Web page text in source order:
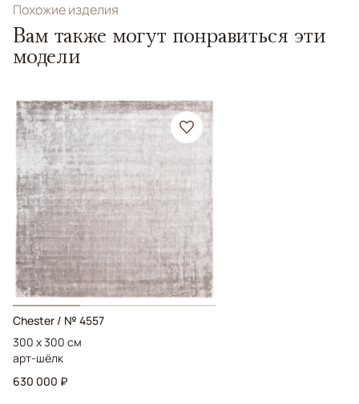
Похожие изделия
Вам также могут понравиться эти
модели
Chester / № 4557
300 x 300 см
арт-шёлк
630 000 ₽